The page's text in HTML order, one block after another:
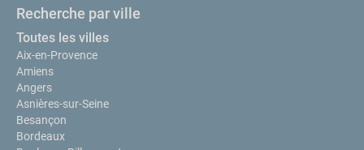
Recherche par ville
Toutes les villes
Aix-en-Provence
Amiens
Angers
Asnières-sur-Seine
Besançon
Bordeaux